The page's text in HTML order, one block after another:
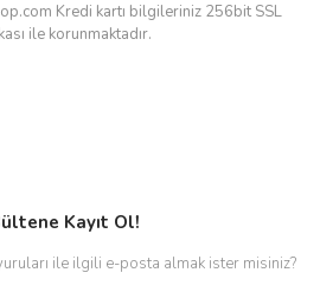
Kredi kartı bilgileriniz 256bit SSL
ile korunmaktadır.
Kayıt Ol!
ile ilgili e-posta almak ister misiniz?